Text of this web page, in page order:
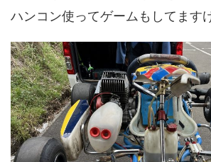
ハンコン使ってゲームもしてます